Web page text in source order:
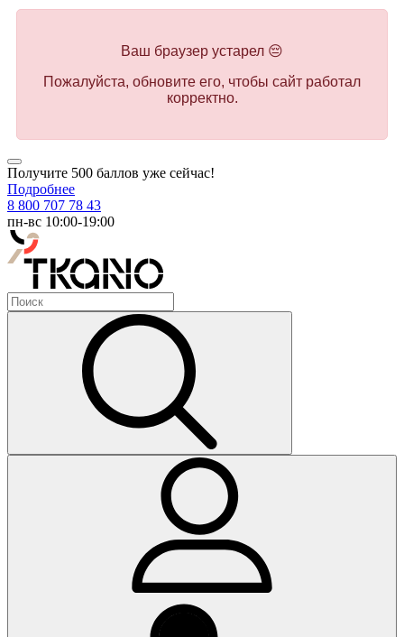
Ваш браузер устарел 😔
Пожалуйста, обновите его, чтобы сайт работал
корректно.
Получите 500 баллов уже сейчас!
Подробнее
8 800 707 78 43
пн-вс 10:00-19:00